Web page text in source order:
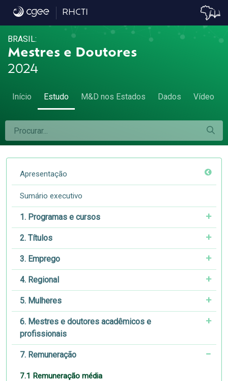
7.1 Remuneração média - 7.1
RHCTI
BRASIL:
Mestres e Doutores
2024
Início Estudo M&D nos Estados Dados Vídeo
Apresentação
Sumário executivo
1. Programas e cursos
2. Títulos
3. Emprego
4. Regional
5. Mulheres
6. Mestres e doutores acadêmicos e
profissionais
7. Remuneração
7.1 Remuneração média